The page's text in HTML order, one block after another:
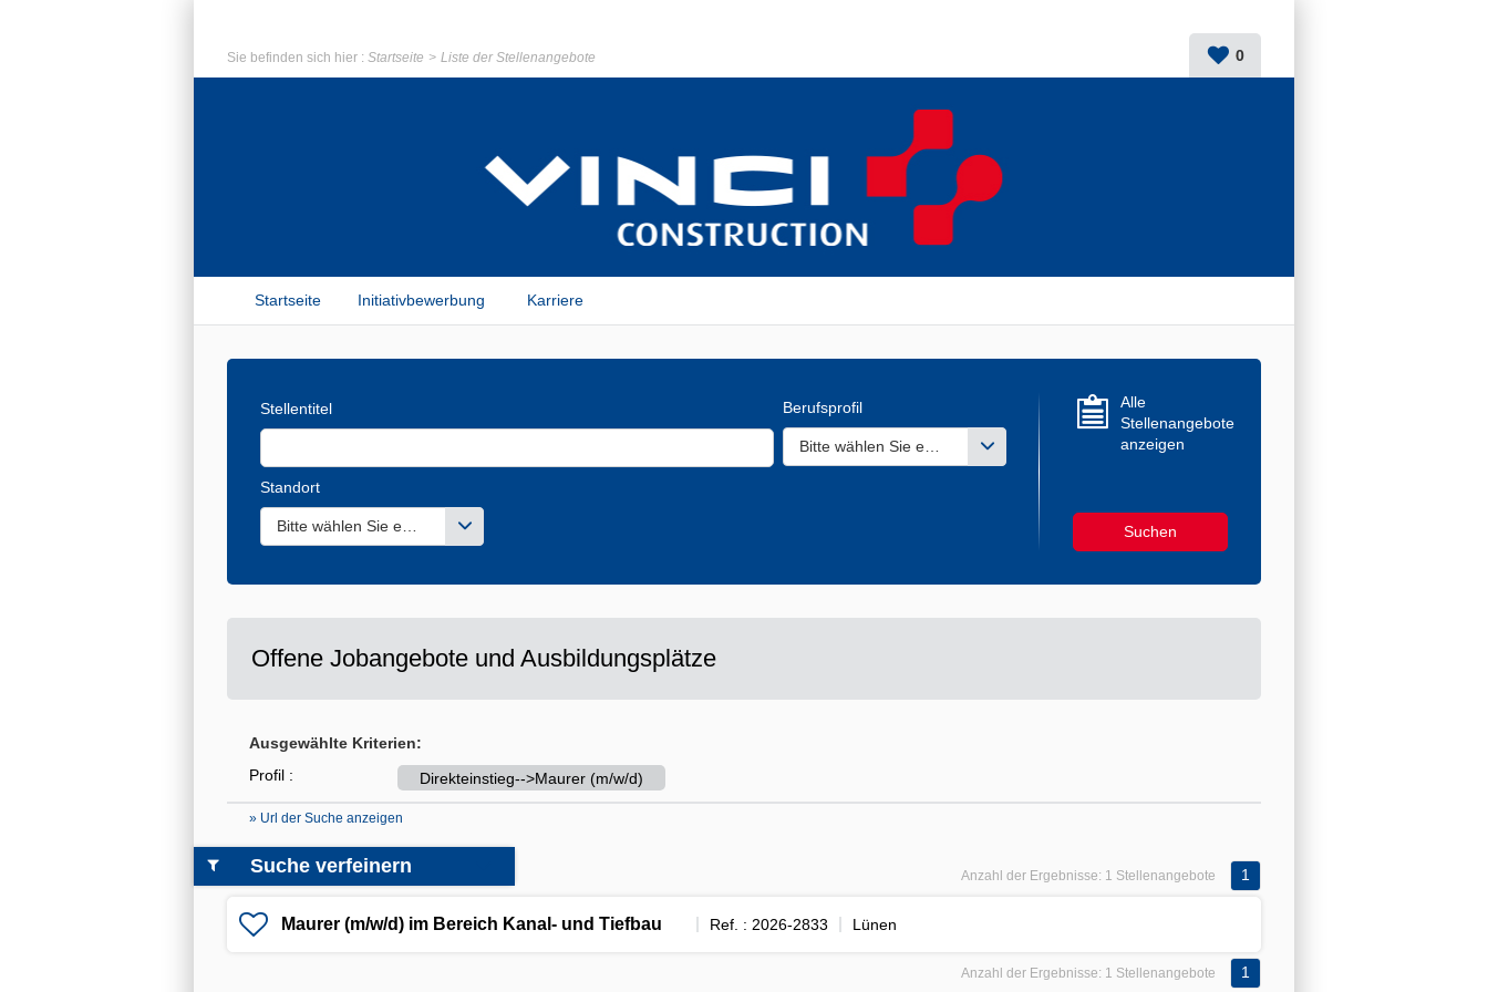
Sie befinden sich hier : Startseite Liste der Stellenangebote 0
Startseite Initiativbewerbung Karriere
Stellentitel Berufsprofil
Bitte wählen Sie einen oder mehrere Werte aus
Standort
Bitte wählen Sie einen oder mehrere Werte aus
Alle
Stellenangebote
anzeigen
Offene Jobangebote und Ausbildungsplätze
Ausgewählte Kriterien:
Profil :
Direkteinstieg-->Maurer (m/w/d)
» Url der Suche anzeigen
Anzahl der Ergebnisse: 1 Stellenangebote 1
Maurer (m/w/d) im Bereich Kanal- und Tiefbau Ref. : 2026-2833 Lünen
Suche verfeinern
Anzahl der Ergebnisse: 1 Stellenangebote 1